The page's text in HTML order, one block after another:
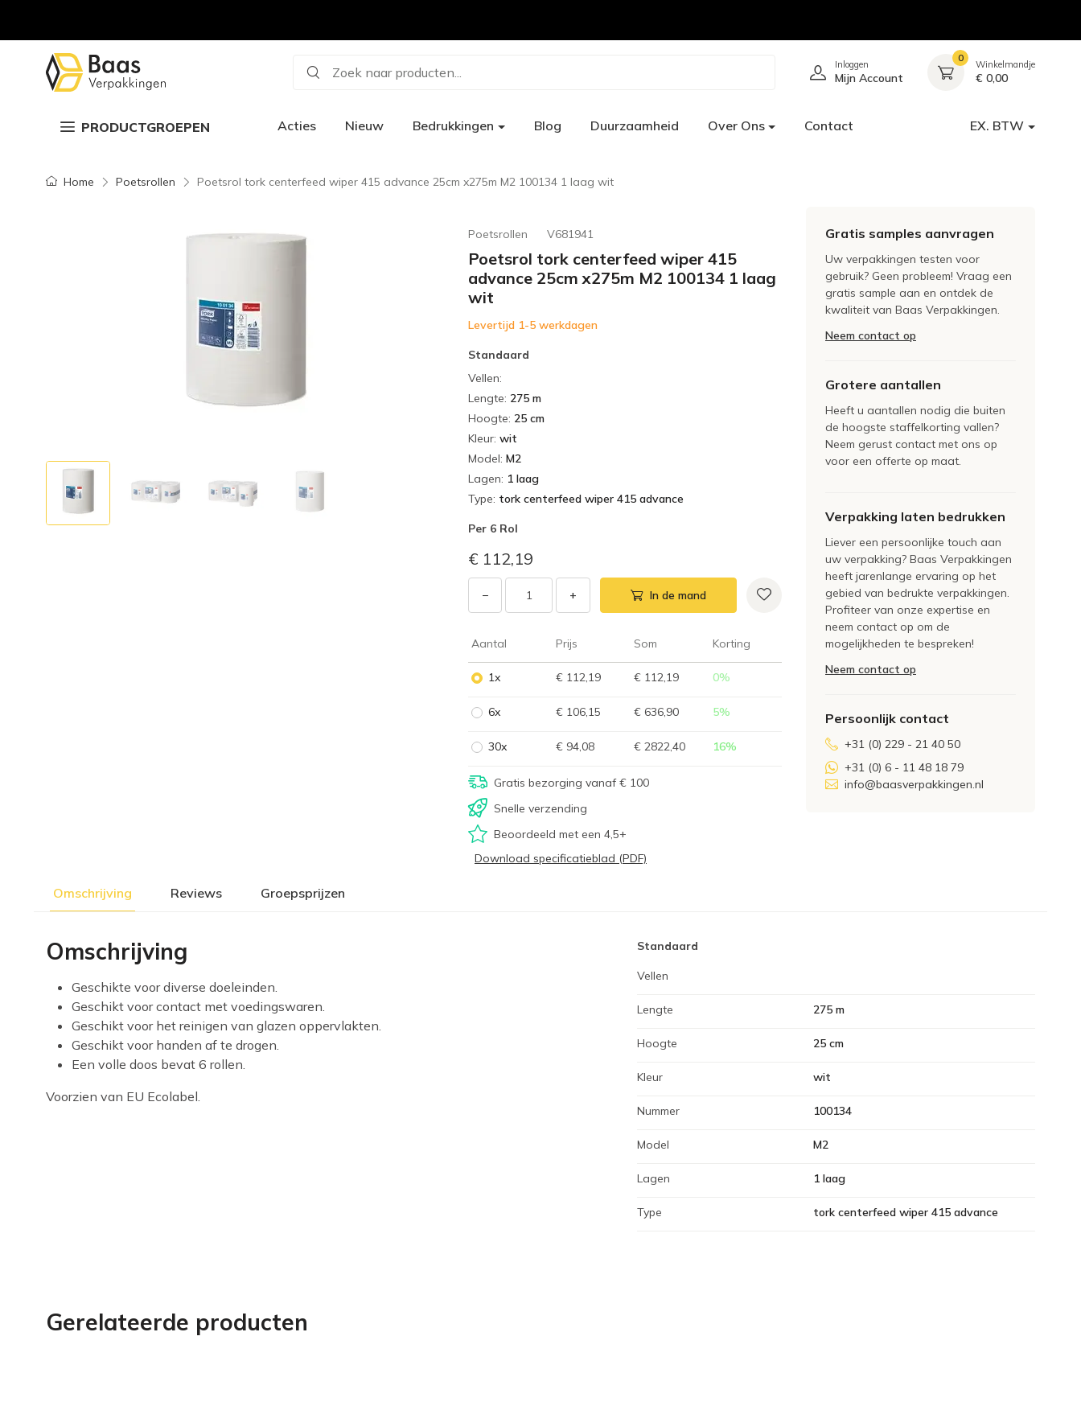
Zoek naar producten... Inloggen
Mijn Account
0
Winkelmandje
€ 0,00
PRODUCTGROEPEN Acties Nieuw Bedrukkingen Blog Duurzaamheid Over Ons Contact EX. BTW
Home Poetsrollen Poetsrol tork centerfeed wiper 415 advance 25cm x275m M2 100134 1 laag wit
Poetsrollen V681941
Poetsrol tork centerfeed wiper 415
advance 25cm x275m M2 100134 1 laag
wit
Levertijd 1-5 werkdagen
Standaard
Vellen:
Lengte: 275 m
Hoogte: 25 cm
Kleur: wit
Model: M2
Lagen: 1 laag
Type: tork centerfeed wiper 415 advance
Per 6 Rol
€ 112,19
− + In de mand
Aantal Prijs Som Korting
1x € 112,19 € 112,19 0%
6x € 106,15 € 636,90 5%
30x € 94,08 € 2822,40 16%
Gratis bezorging vanaf € 100
Snelle verzending
Beoordeeld met een 4,5+
Download specificatieblad (PDF)
Gratis samples aanvragen
Uw verpakkingen testen voor
gebruik? Geen probleem! Vraag een
gratis sample aan en ontdek de
kwaliteit van Baas Verpakkingen.
Neem contact op
Grotere aantallen
Heeft u aantallen nodig die buiten
de hoogste staffelkorting vallen?
Neem gerust contact met ons op
voor een offerte op maat.
Verpakking laten bedrukken
Liever een persoonlijke touch aan
uw verpakking? Baas Verpakkingen
heeft jarenlange ervaring op het
gebied van bedrukte verpakkingen.
Profiteer van onze expertise en
neem contact op om de
mogelijkheden te bespreken!
Neem contact op
Persoonlijk contact
+31 (0) 229 - 21 40 50
+31 (0) 6 - 11 48 18 79
info@baasverpakkingen.nl
Omschrijving Reviews Groepsprijzen
Omschrijving
Geschikte voor diverse doeleinden.
Geschikt voor contact met voedingswaren.
Geschikt voor het reinigen van glazen oppervlakten.
Geschikt voor handen af te drogen.
Een volle doos bevat 6 rollen.
Voorzien van EU Ecolabel.
Standaard
Vellen
Lengte 275 m
Hoogte 25 cm
Kleur wit
Nummer 100134
Model M2
Lagen 1 laag
Type tork centerfeed wiper 415 advance
Gerelateerde producten